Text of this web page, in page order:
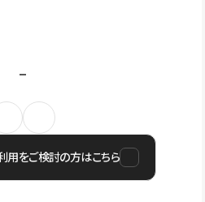
用をご検討の方はこちら